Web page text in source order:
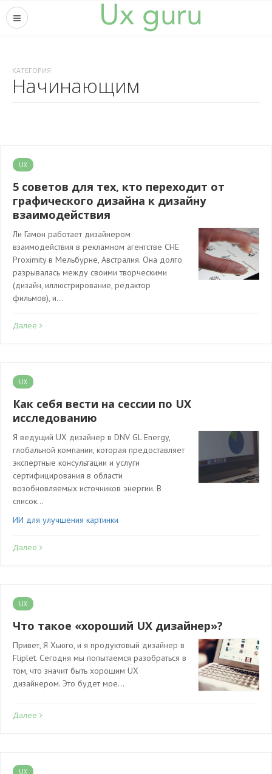
КАТЕГОРИЯ
Начинающим
UX
5 советов для тех, кто переходит от
графического дизайна к дизайну
взаимодействия
Ли Гамон работает дизайнером
взаимодействия в рекламном агентстве CHE
Proximity в Мельбурне, Австралия. Она долго
разрывалась между своими творческими
(дизайн, иллюстрирование, редактор
фильмов), и…
Далее
UX
Как себя вести на сессии по UX
исследованию
Я ведущий UX дизайнер в DNV GL Energy,
глобальной компании, которая предоставляет
экспертные консультации и услуги
сертифицирования в области
возобновляемых источников энергии. В
список…
ИИ для улучшения картинки
Далее
UX
Что такое «хороший UX дизайнер»?
Привет, Я Хьюго, и я продуктовый дизайнер в
Fliplet. Сегодня мы попытаемся разобраться в
том, что значит быть хорошим UX
дизайнером. Это будет мое…
Далее
UX